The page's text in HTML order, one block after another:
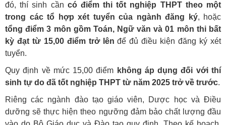
đó, thí sinh cần có điểm thi tốt nghiệp THPT theo một
trong các tổ hợp xét tuyển của ngành đăng ký, hoặc
tổng điểm 3 môn gồm Toán, Ngữ văn và 01 môn thi bất
kỳ đạt từ 15,00 điểm trở lên để đủ điều kiện đăng ký xét
tuyển.
Quy định về mức 15,00 điểm không áp dụng đối với thí
sinh tự do đã tốt nghiệp THPT từ năm 2025 trở về trước.
Riêng các ngành đào tạo giáo viên, Dược học và Điều
dưỡng sẽ thực hiện theo ngưỡng đảm bảo chất lượng đầu